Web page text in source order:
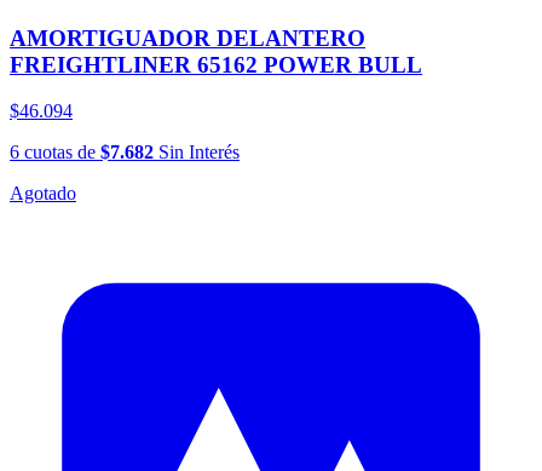
AMORTIGUADOR DELANTERO
FREIGHTLINER 65162 POWER BULL
$46.094
6 cuotas de $7.682 Sin Interés
Agotado